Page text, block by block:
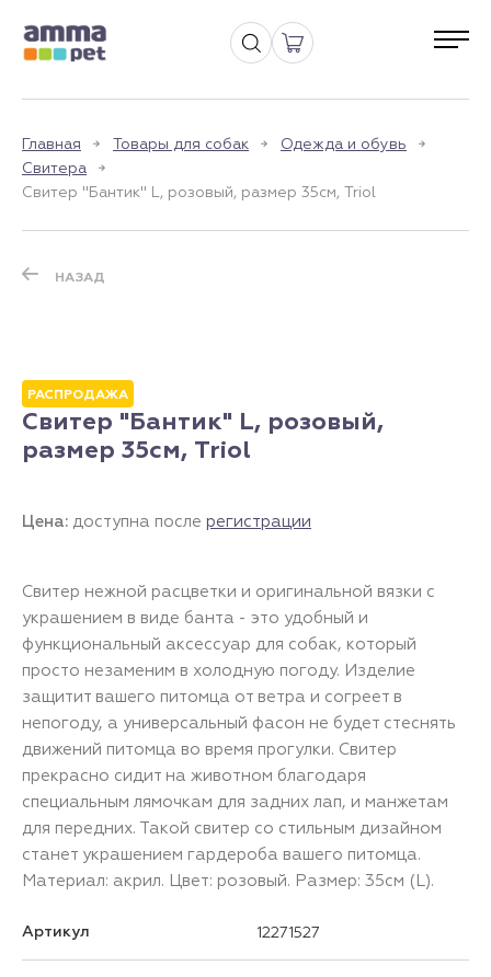
Главная Товары для собак
Одежда и обувь
Свитера
Свитер "Бантик" L, розовый, размер 35см, Triol
НАЗАД
РАСПРОДАЖА
Свитер "Бантик" L, розовый,
размер 35см, Triol
Цена: доступна после регистрации
Свитер нежной расцветки и оригинальной вязки с
украшением в виде банта - это удобный и
функциональный аксессуар для собак, который
просто незаменим в холодную погоду. Изделие
защитит вашего питомца от ветра и согреет в
непогоду, а универсальный фасон не будет стеснять
движений питомца во время прогулки. Свитер
прекрасно сидит на животном благодаря
специальным лямочкам для задних лап, и манжетам
для передних. Такой свитер со стильным дизайном
станет украшением гардероба вашего питомца.
Материал: акрил. Цвет: розовый. Размер: 35см (L).
Артикул 12271527